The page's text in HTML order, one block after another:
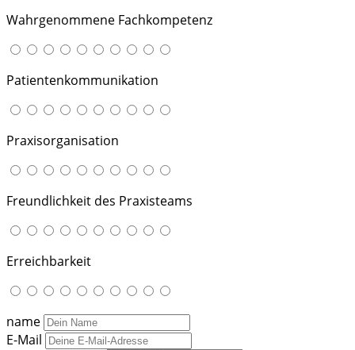
Wahrgenommene Fachkompetenz
Patientenkommunikation
Praxisorganisation
Freundlichkeit des Praxisteams
Erreichbarkeit
name
E-Mail